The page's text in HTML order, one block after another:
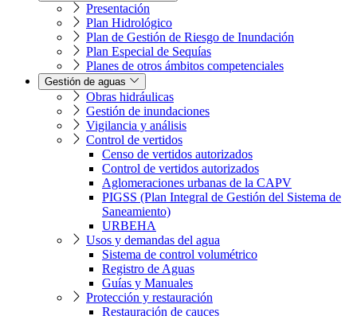
Presentación
Plan Hidrológico
Plan de Gestión de Riesgo de Inundación
Plan Especial de Sequías
Planes de otros ámbitos competenciales
Gestión de aguas
Obras hidráulicas
Gestión de inundaciones
Vigilancia y análisis
Control de vertidos
Censo de vertidos autorizados
Control de vertidos autorizados
Aglomeraciones urbanas de la CAPV
PIGSS (Plan Integral de Gestión del Sistema de
Saneamiento)
URBEHA
Usos y demandas del agua
Sistema de control volumétrico
Registro de Aguas
Guías y Manuales
Protección y restauración
Restauración de cauces